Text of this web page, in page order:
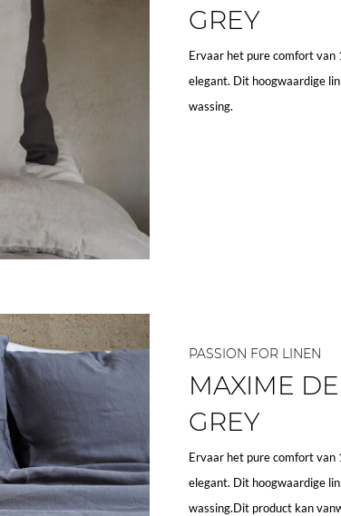
GREY
Ervaar het pure comfort van
elegant. Dit hoogwaardige
wassing.
PASSION FOR LINEN
MAXIME
GREY
Ervaar het pure comfort van
elegant. Dit hoogwaardige
wassing.Dit product kan